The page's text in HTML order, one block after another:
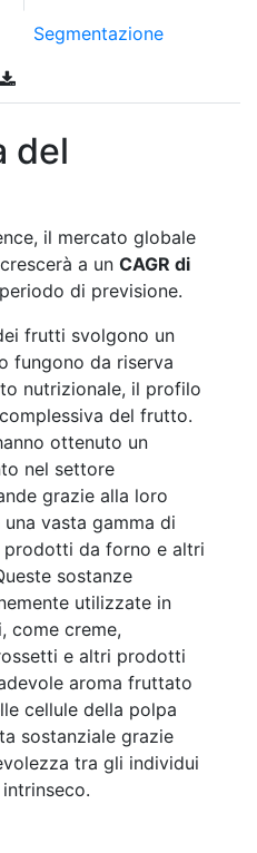
Segmentazione
del
il mercato globale
a un CAGR di
di previsione.
frutti svolgono un
fungono da riserva
nutrizionale, il profilo
del frutto.
ottenuto un
nel settore
grazie alla loro
vasta gamma di
da forno e altri
sostanze
utilizzate in
come creme,
e altri prodotti
aroma fruttato
cellule della polpa
sostanziale grazie
tra gli individui